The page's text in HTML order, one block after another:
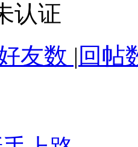
认证
友数 | 回帖